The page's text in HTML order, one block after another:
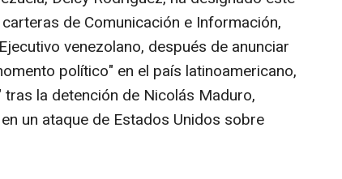
de Comunicación e Información,
venezolano, después de anunciar
político" en el país latinoamericano,
la detención de Nicolás Maduro,
un ataque de Estados Unidos sobre